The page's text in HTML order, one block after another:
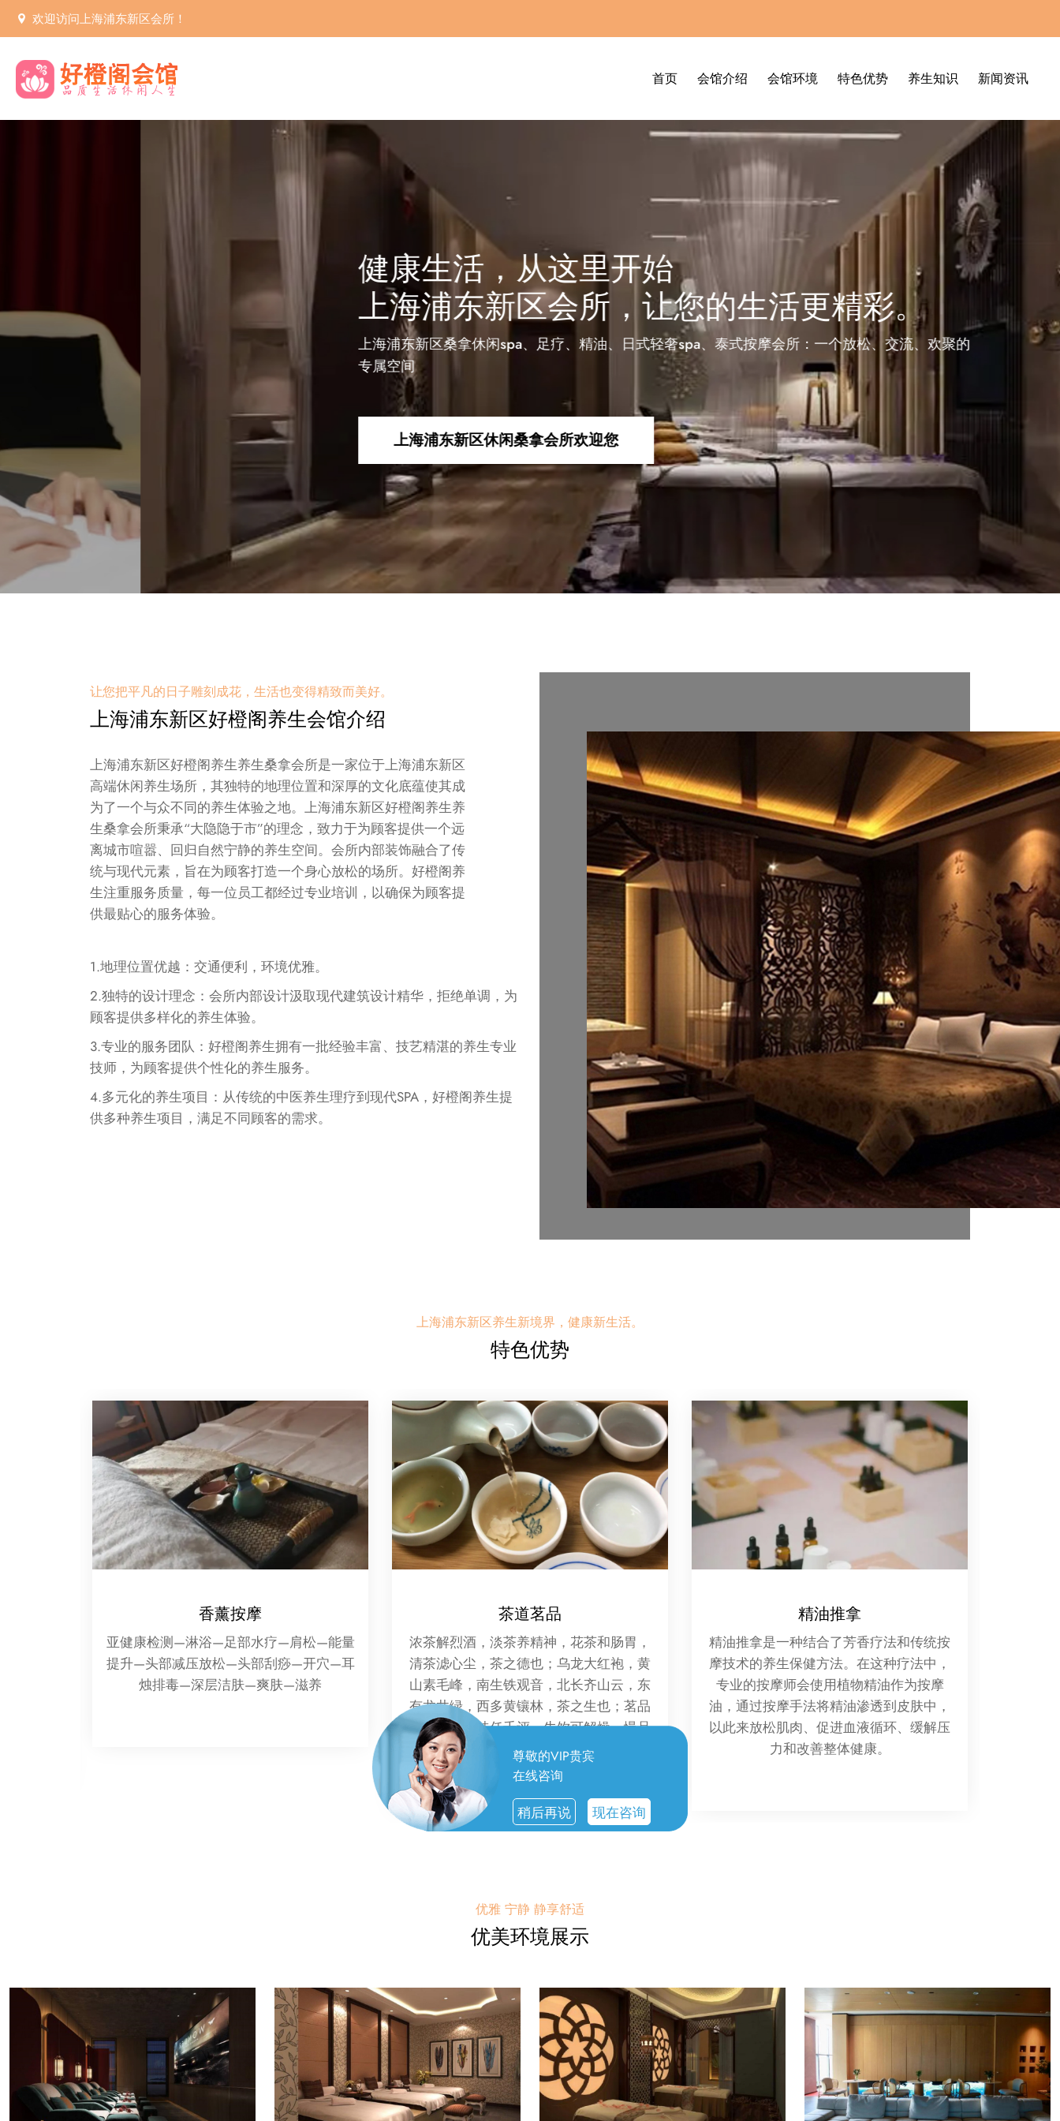
尊敬的VIP贵宾
在线咨询
稍后再说 现在咨询
欢迎访问上海浦东新区会所！
首页 会馆介绍 会馆环境 特色优势 养生知识 新闻资讯
健康生活，从这里开始
上海浦东新区会所，让您的生活更精彩。
上海浦东新区桑拿休闲spa、足疗、精油、日式轻奢spa、泰式按摩会所：一个放松、交流、欢聚的
上海浦东新区休闲桑拿会所欢迎您
让您把平凡的日子雕刻成花，生活也变得精致而美好。
上海浦东新区好橙阁养生会馆介绍
上海浦东新区好橙阁养生养生桑拿会所是一家位于上海浦东新区
高端休闲养生场所，其独特的地理位置和深厚的文化底蕴使其成
为了一个与众不同的养生体验之地。上海浦东新区好橙阁养生养
生桑拿会所秉承“大隐隐于市”的理念，致力于为顾客提供一个远
离城市喧嚣、回归自然宁静的养生空间。会所内部装饰融合了传
统与现代元素，旨在为顾客打造一个身心放松的场所。好橙阁养
生注重服务质量，每一位员工都经过专业培训，以确保为顾客提
供最贴心的服务体验。
1.地理位置优越：交通便利，环境优雅。
2.独特的设计理念：会所内部设计汲取现代建筑设计精华，拒绝单调，为
顾客提供多样化的养生体验。
3.专业的服务团队：好橙阁养生拥有一批经验丰富、技艺精湛的养生专业
技师，为顾客提供个性化的养生服务。
4.多元化的养生项目：从传统的中医养生理疗到现代SPA，好橙阁养生提
供多种养生项目，满足不同顾客的需求。
上海浦东新区养生新境界，健康新生活。
特色优势
茶道茗品
浓茶解烈酒，淡茶养精神，花茶和肠胃，
清茶滤心尘，茶之德也；乌龙大红袍，黄
山素毛峰，南生铁观音，北长齐山云，东
精油推拿
精油推拿是一种结合了芳香疗法和传统按
摩技术的养生保健方法。在这种疗法中，
专业的按摩师会使用植物精油作为按摩
油，通过按摩手法将精油渗透到皮肤中，
以此来放松肌肉、促进血液循环、缓解压
力和改善整体健康。
SPA休闲
Spa休闲是一种集健康、美容、减压和放
松为一体的休闲方式，它起源于比利时的
斯帕镇（Spa），那里的天然温泉水被认
为具有治疗和保健的功效。
优雅 宁静 静享舒适
优美环境展示